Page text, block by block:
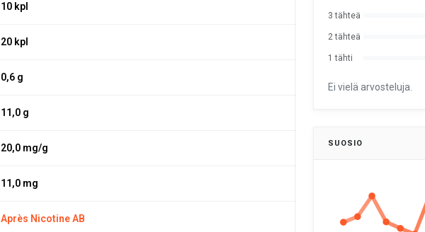
10 kpl
20 kpl
0,6 g
11,0 g
20,0 mg/g
11,0 mg
Après Nicotine AB
3 tähteä
2 tähteä
1 tähti
Ei vielä arvosteluja.
SUOSIO